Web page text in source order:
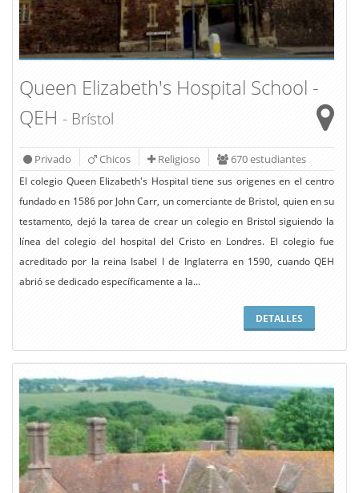
Queen Elizabeth's Hospital School -
QEH - Brístol
Privado Chicos Religioso 670 estudiantes
El colegio Queen Elizabeth's Hospital tiene sus origenes en el centro
fundado en 1586 por John Carr, un comerciante de Bristol, quien en su
testamento, dejó la tarea de crear un colegio en Bristol siguiendo la
línea del colegio del hospital del Cristo en Londres. El colegio fue
acreditado por la reina Isabel I de Inglaterra en 1590, cuando QEH
abrió se dedicado específicamente a la...
DETALLES